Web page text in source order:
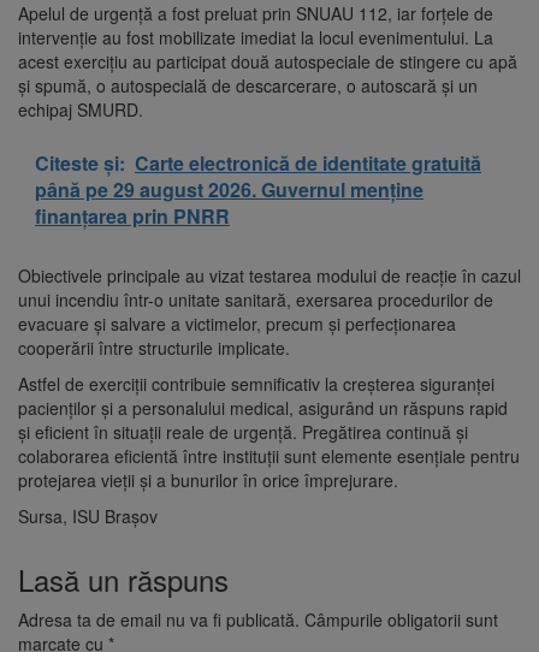
Apelul de urgență a fost preluat prin SNUAU 112, iar forțele de
intervenție au fost mobilizate imediat la locul evenimentului. La
acest exercițiu au participat două autospeciale de stingere cu apă
și spumă, o autospecială de descarcerare, o autoscară și un
echipaj SMURD.
Citeste și: Carte electronică de identitate gratuită
până pe 29 august 2026. Guvernul menține
finanțarea prin PNRR
Obiectivele principale au vizat testarea modului de reacție în cazul
unui incendiu într-o unitate sanitară, exersarea procedurilor de
evacuare și salvare a victimelor, precum și perfecționarea
cooperării între structurile implicate.
Astfel de exerciții contribuie semnificativ la creșterea siguranței
pacienților și a personalului medical, asigurând un răspuns rapid
și eficient în situații reale de urgență. Pregătirea continuă și
colaborarea eficientă între instituții sunt elemente esențiale pentru
protejarea vieții și a bunurilor în orice împrejurare.
Sursa, ISU Brașov
Lasă un răspuns
Adresa ta de email nu va fi publicată. Câmpurile obligatorii sunt
marcate cu *